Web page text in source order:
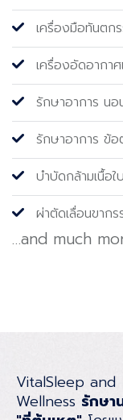
เครื่องมือทันตก
เครื่องอัดอากา
รักษาอาการ น
รักษาอาการ ข้อ
บำบัดกล้ามเนื้อใ
ผ่าตัดเลื่อนขาก
…and much
VitalSleep and
Wellness รักษา